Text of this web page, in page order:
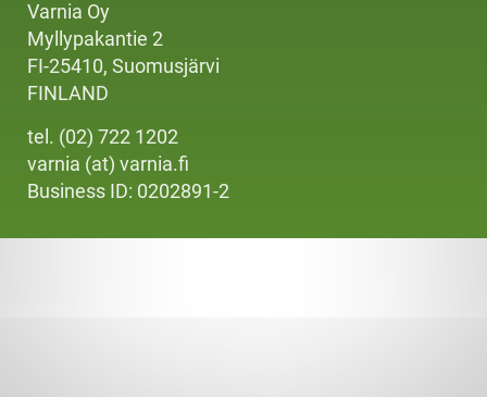
Varnia Oy
Myllypakantie 2
FI-25410, Suomusjärvi
FINLAND
tel. (02) 722 1202
varnia (at) varnia.fi
Business ID: 0202891-2